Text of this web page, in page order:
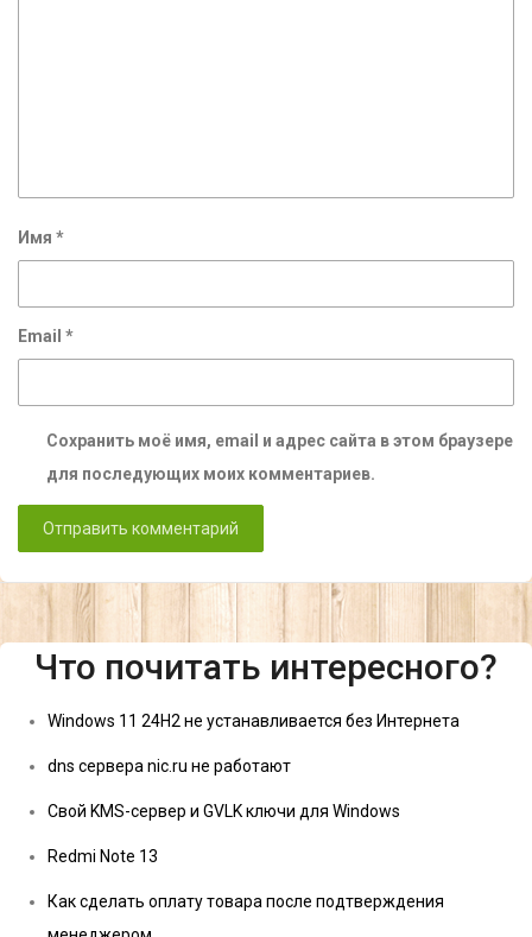
Имя *
Email *
Сохранить моё имя, email и адрес сайта в этом браузере
для последующих моих комментариев.
Что почитать интересного?
Windows 11 24H2 не устанавливается без Интернета
dns сервера nic.ru не работают
Свой KMS-сервер и GVLK ключи для Windows
Redmi Note 13
Как сделать оплату товара после подтверждения